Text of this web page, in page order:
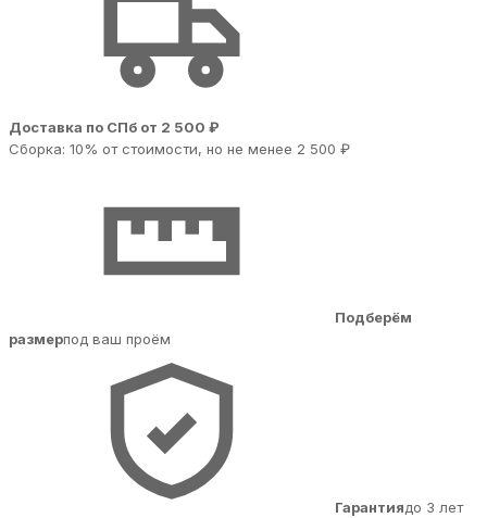
Доставка по СПб от 2 500 ₽
Сборка: 10% от стоимости, но не менее 2 500 ₽
Подберём
размерпод ваш проём
Гарантиядо 3 лет